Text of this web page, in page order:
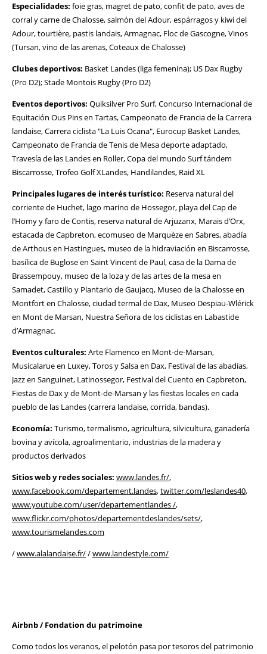
Especialidades: foie gras, magret de pato, confit de pato, aves de
corral y carne de Chalosse, salmón del Adour, espárragos y kiwi del
Adour, tourtière, pastis landais, Armagnac, Floc de Gascogne, Vinos
(Tursan, vino de las arenas, Coteaux de Chalosse)
Clubes deportivos: Basket Landes (liga femenina); US Dax Rugby
(Pro D2); Stade Montois Rugby (Pro D2)
Eventos deportivos: Quiksilver Pro Surf, Concurso Internacional de
Equitación Ous Pins en Tartas, Campeonato de Francia de la Carrera
landaise, Carrera ciclista "La Luis Ocana", Eurocup Basket Landes,
Campeonato de Francia de Tenis de Mesa deporte adaptado,
Travesía de las Landes en Roller, Copa del mundo Surf tándem
Biscarrosse, Trofeo Golf XLandes, Handilandes, Raid XL
Principales lugares de interés turístico: Reserva natural del
corriente de Huchet, lago marino de Hossegor, playa del Cap de
l’Homy y faro de Contis, reserva natural de Arjuzanx, Marais d’Orx,
estacada de Capbreton, ecomuseo de Marquèze en Sabres, abadía
de Arthous en Hastingues, museo de la hidraviación en Biscarrosse,
basílica de Buglose en Saint Vincent de Paul, casa de la Dama de
Brassempouy, museo de la loza y de las artes de la mesa en
Samadet, Castillo y Plantario de Gaujacq, Museo de la Chalosse en
Montfort en Chalosse, ciudad termal de Dax, Museo Despiau-Wlérick
en Mont de Marsan, Nuestra Señora de los ciclistas en Labastide
d’Armagnac.
Eventos culturales: Arte Flamenco en Mont-de-Marsan,
Musicalarue en Luxey, Toros y Salsa en Dax, Festival de las abadías,
Jazz en Sanguinet, Latinossegor, Festival del Cuento en Capbreton,
Fiestas de Dax y de Mont-de-Marsan y las fiestas locales en cada
pueblo de las Landes (carrera landaise, corrida, bandas).
Economía: Turismo, termalismo, agricultura, silvicultura, ganadería
bovina y avícola, agroalimentario, industrias de la madera y
productos derivados
Sitios web y redes sociales: www.landes.fr/,
www.facebook.com/departement.landes,twitter.com/leslandes40,
www.youtube.com/user/departementlandes /,
www.flickr.com/photos/departementdeslandes/sets/,
www.tourismelandes.com
/www.alalandaise.fr//www.landestyle.com/
Airbnb / Fondation du patrimoine
Como todos los veranos, el pelotón pasa por tesoros del patrimonio